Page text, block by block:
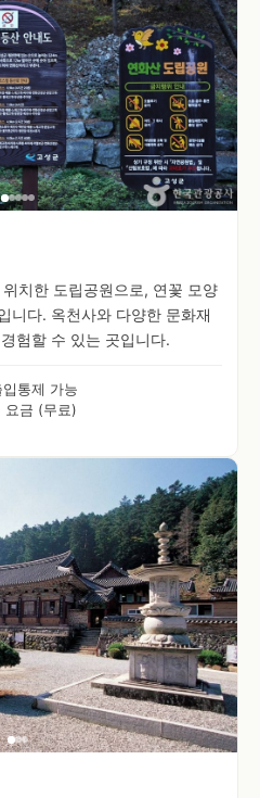
치한 도립공원으로, 연꽃 모양
니다. 옥천사와 다양한 문화재
험할 수 있는 곳입니다.
통제 가능
요금 (무료)